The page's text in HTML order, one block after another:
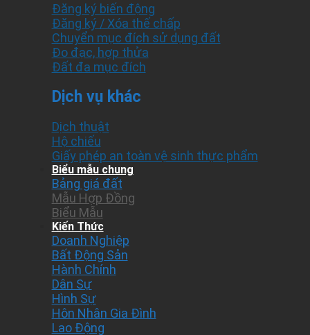
Đăng ký biến động
Đăng ký / Xóa thế chấp
Chuyển mục đích sử dụng đất
Đo đạc, hợp thửa
Đất đa mục đích
Dịch vụ khác
Dịch thuật
Hộ chiếu
Giấy phép an toàn vệ sinh thực phẩm
Biểu mẫu chung
Bảng giá đất
Mẫu Hợp Đồng
Biểu Mẫu
Kiến Thức
Doanh Nghiệp
Bất Động Sản
Hành Chính
Dân Sự
Hình Sự
Hôn Nhân Gia Đình
Lao Động